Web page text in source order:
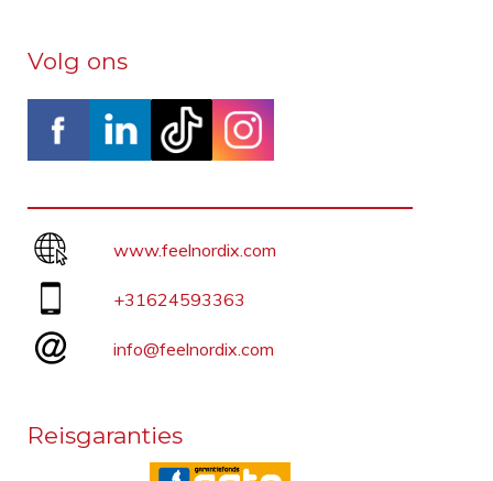
Volg ons
www.feelnordix.com
+31624593363
info@feelnordix.com
Reisgaranties